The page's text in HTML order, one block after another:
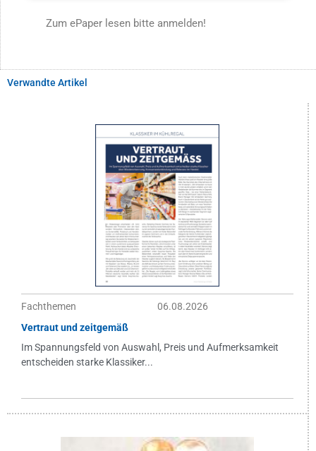
Zum ePaper lesen bitte anmelden!
Verwandte Artikel
Fachthemen
06.08.2026
Vertraut und zeitgemäß
Im Spannungsfeld von Auswahl, Preis und Aufmerksamkeit
entscheiden starke Klassiker...